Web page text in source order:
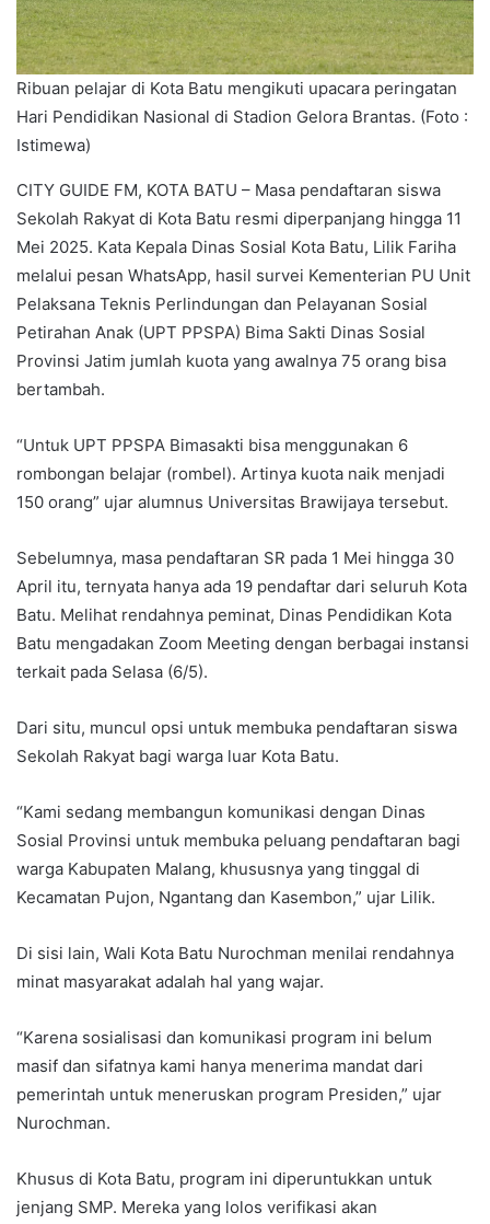
Ribuan pelajar di Kota Batu mengikuti upacara peringatan
Hari Pendidikan Nasional di Stadion Gelora Brantas. (Foto :
Istimewa)
CITY GUIDE FM, KOTA BATU – Masa pendaftaran siswa
Sekolah Rakyat di Kota Batu resmi diperpanjang hingga 11
Mei 2025. Kata Kepala Dinas Sosial Kota Batu, Lilik Fariha
melalui pesan WhatsApp, hasil survei Kementerian PU Unit
Pelaksana Teknis Perlindungan dan Pelayanan Sosial
Petirahan Anak (UPT PPSPA) Bima Sakti Dinas Sosial
Provinsi Jatim jumlah kuota yang awalnya 75 orang bisa
bertambah.
“Untuk UPT PPSPA Bimasakti bisa menggunakan 6
rombongan belajar (rombel). Artinya kuota naik menjadi
150 orang” ujar alumnus Universitas Brawijaya tersebut.
Sebelumnya, masa pendaftaran SR pada 1 Mei hingga 30
April itu, ternyata hanya ada 19 pendaftar dari seluruh Kota
Batu. Melihat rendahnya peminat, Dinas Pendidikan Kota
Batu mengadakan Zoom Meeting dengan berbagai instansi
terkait pada Selasa (6/5).
Dari situ, muncul opsi untuk membuka pendaftaran siswa
Sekolah Rakyat bagi warga luar Kota Batu.
“Kami sedang membangun komunikasi dengan Dinas
Sosial Provinsi untuk membuka peluang pendaftaran bagi
warga Kabupaten Malang, khususnya yang tinggal di
Kecamatan Pujon, Ngantang dan Kasembon,” ujar Lilik.
Di sisi lain, Wali Kota Batu Nurochman menilai rendahnya
minat masyarakat adalah hal yang wajar.
“Karena sosialisasi dan komunikasi program ini belum
masif dan sifatnya kami hanya menerima mandat dari
pemerintah untuk meneruskan program Presiden,” ujar
Nurochman.
Khusus di Kota Batu, program ini diperuntukkan untuk
jenjang SMP. Mereka yang lolos verifikasi akan